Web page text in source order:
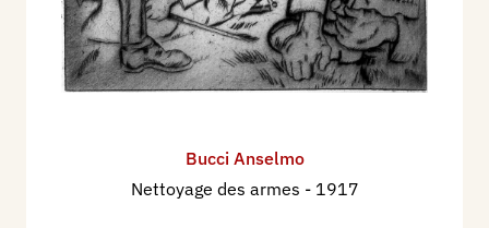
Bucci Anselmo
Nettoyage des armes - 1917